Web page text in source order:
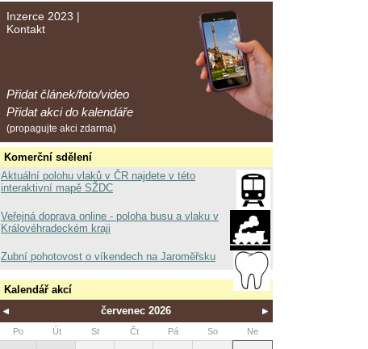
Inzerce 2023 |
Kontakt
Přidat článek/foto/video
Přidat akci do kalendáře
(propagujte akci zdarma)
Komerční sdělení
Aktuální polohu vlaků v ČR najdete v této
interaktivní mapě SŽDC
Veřejná doprava online - poloha busu a vlaku v
Královéhradeckém kraji
Zubní pohotovost o víkendech na Jaroměřsku
Kalendář akcí
červenec 2026
Po Út St Čt Pá So Ne